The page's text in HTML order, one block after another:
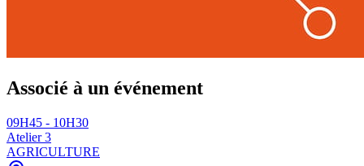
Associé à un événement
09H45 - 10H30
Atelier 3
AGRICULTURE